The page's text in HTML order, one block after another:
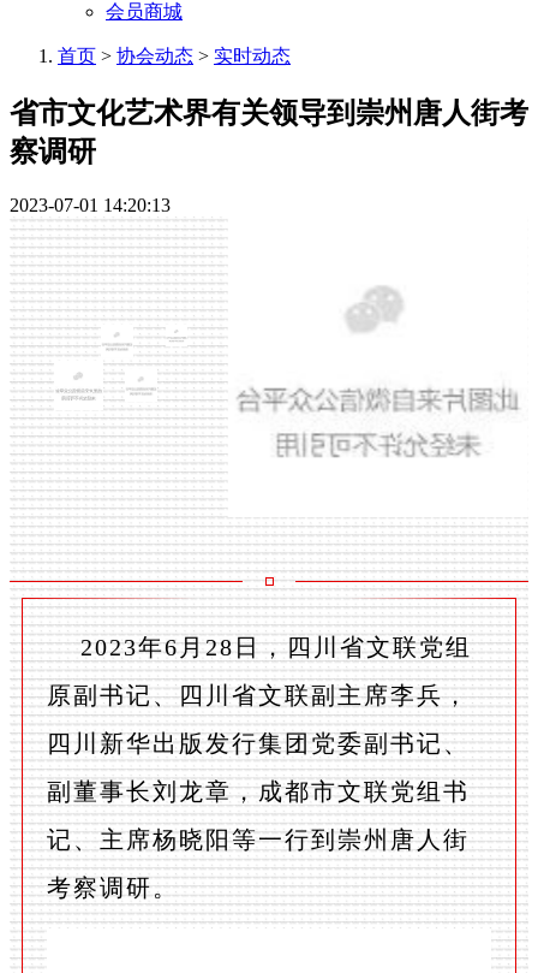
会员商城
首页 > 协会动态 > 实时动态
省市文化艺术界有关领导到崇州唐人街考
察调研
2023-07-01 14:20:13
2023年6月28日，四川省文联党组
原副书记、四川省文联副主席李兵，
四川新华出版发行集团党委副书记、
副董事长刘龙章，成都市文联党组书
记、主席杨晓阳等一行到崇州唐人街
考察调研。